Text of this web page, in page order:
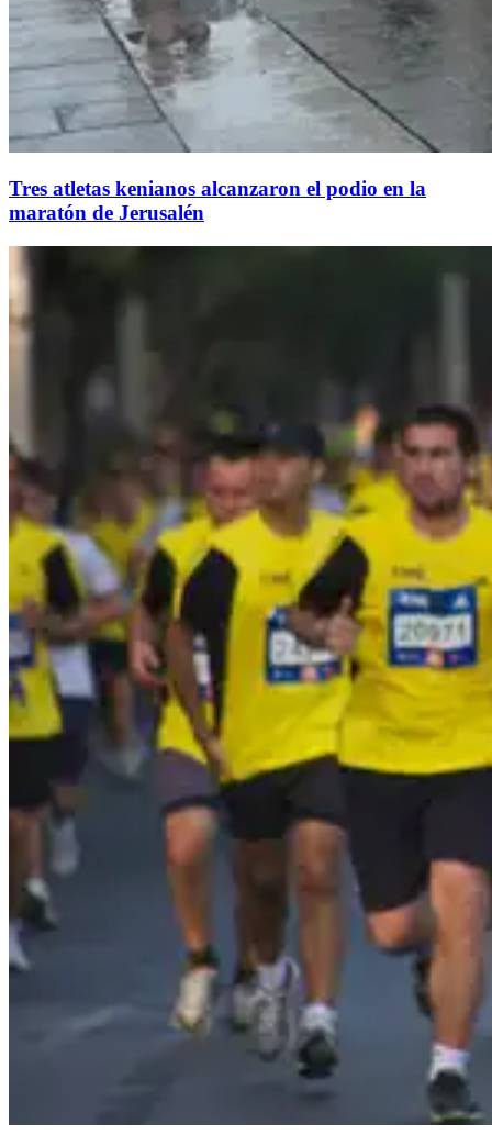
Tres atletas kenianos alcanzaron el podio en la
maratón de Jerusalén